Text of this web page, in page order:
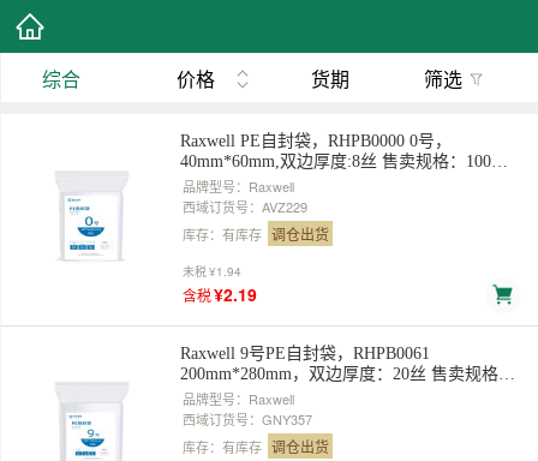
综合 价格 货期 筛选
Raxwell PE自封袋，RHPB0000 0号，
40mm*60mm,双边厚度:8丝 售卖规格：100个/
包
品牌型号：Raxwell
西域订货号：AVZ229
库存：有库存 调仓出货
未税¥1.94
含税¥2.19
Raxwell 9号PE自封袋，RHPB0061
200mm*280mm，双边厚度：20丝 售卖规格：
100个/包
品牌型号：Raxwell
西域订货号：GNY357
库存：有库存 调仓出货